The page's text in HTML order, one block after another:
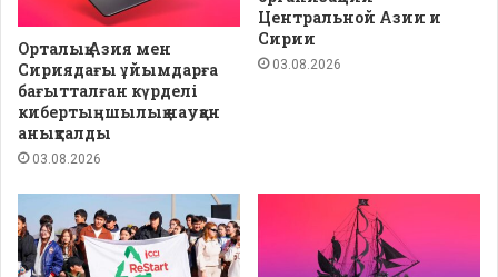
Орталық Азия мен
Сириядағы ұйымдарға
бағытталған күрделі
кибертыңшылық науқан
анықталды
03.08.2026
Центральной Азии и
Сирии
03.08.2026